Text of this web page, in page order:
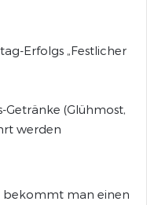
Erfolgs „Festlicher
Getränke (Glühmost,
werden
bekommt man einen